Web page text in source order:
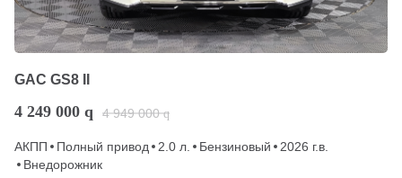
GAC GS8 II
4 249 000 q 4 949 000 q
АКПП Полный привод 2.0 л. Бензиновый
2026 г.в.
Внедорожник